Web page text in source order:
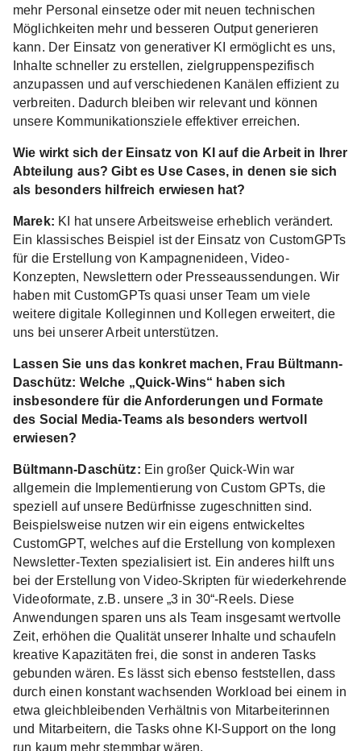
mehr Personal einsetze oder mit neuen technischen
Möglichkeiten mehr und besseren Output generieren
kann. Der Einsatz von generativer KI ermöglicht es uns,
Inhalte schneller zu erstellen, zielgruppenspezifisch
anzupassen und auf verschiedenen Kanälen effizient zu
verbreiten. Dadurch bleiben wir relevant und können
unsere Kommunikationsziele effektiver erreichen.
Wie wirkt sich der Einsatz von KI auf die Arbeit in Ihrer
Abteilung aus? Gibt es Use Cases, in denen sie sich
als besonders hilfreich erwiesen hat?
Marek: KI hat unsere Arbeitsweise erheblich verändert.
Ein klassisches Beispiel ist der Einsatz von CustomGPTs
für die Erstellung von Kampagnenideen, Video-
Konzepten, Newslettern oder Presseaussendungen. Wir
haben mit CustomGPTs quasi unser Team um viele
weitere digitale Kolleginnen und Kollegen erweitert, die
uns bei unserer Arbeit unterstützen.
Lassen Sie uns das konkret machen, Frau Bültmann-
Daschütz: Welche „Quick-Wins“ haben sich
insbesondere für die Anforderungen und Formate
des Social Media-Teams als besonders wertvoll
erwiesen?
Bültmann-Daschütz: Ein großer Quick-Win war
allgemein die Implementierung von Custom GPTs, die
speziell auf unsere Bedürfnisse zugeschnitten sind.
Beispielsweise nutzen wir ein eigens entwickeltes
CustomGPT, welches auf die Erstellung von komplexen
Newsletter-Texten spezialisiert ist. Ein anderes hilft uns
bei der Erstellung von Video-Skripten für wiederkehrende
Videoformate, z.B. unsere „3 in 30“-Reels. Diese
Anwendungen sparen uns als Team insgesamt wertvolle
Zeit, erhöhen die Qualität unserer Inhalte und schaufeln
kreative Kapazitäten frei, die sonst in anderen Tasks
gebunden wären. Es lässt sich ebenso feststellen, dass
durch einen konstant wachsenden Workload bei einem in
etwa gleichbleibenden Verhältnis von Mitarbeiterinnen
und Mitarbeitern, die Tasks ohne KI-Support on the long
run kaum mehr stemmbar wären.